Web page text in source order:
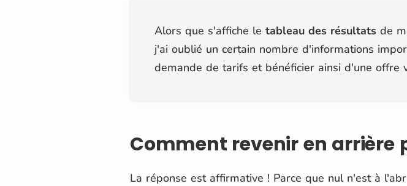
Alors que s'affiche le tableau des résultats de
j'ai oublié un certain nombre d'informations
demande de tarifs et bénéficier ainsi d'une offre
Comment revenir en
La réponse est affirmative ! Parce que nul n'est à